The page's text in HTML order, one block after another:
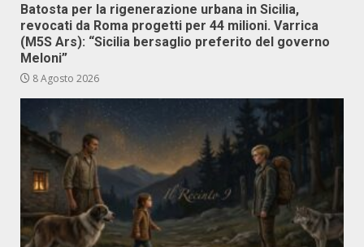
Batosta per la rigenerazione urbana in Sicilia,
revocati da Roma progetti per 44 milioni. Varrica
(M5S Ars): “Sicilia bersaglio preferito del governo
Meloni”
8 Agosto 2026